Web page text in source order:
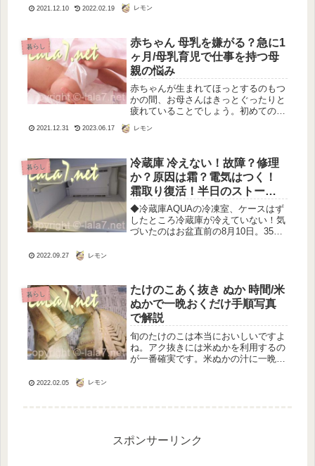
いう点です。年末の帰省は誰もが同じ
2021.12.10 2022.02.19 レモン
暮らし
赤ちゃん 母乳を嫌がる？急に1
ヶ月/母乳育児で仕事を持つ母
親の悩み
赤ちゃんが生まれてほっとするのもつ
かの間、お母さんはきっとぐったりと
疲れていることでしょう。初めての授
扱いも未知のものなら、お乳を飲ませ
さあこれから始まる育児のスタート
は、...
2021.12.31 2023.06.17 レモン
暮らし
冷蔵庫 冷えない！故障？修理
か？原因は霜？電気はつく！
霜取り復活！半日のストーリ
ー
◆冷蔵庫AQUAの冷凍室、ケースはず
したところ冷蔵庫が冷えていない！気
づいたのはお盆直前の8月10日。35度
2022.09.27 レモン
暮らし
たけのこあく抜き ぬか 時間/米
ぬかで一晩おくだけ手順写真
で解説
旬のたけのこは本当においしいですよ
ね。アク抜きには米ぬかを利用するの
が一番確実です。米ぬかの汁に一晩つ
2022.02.05 レモン
スポンサーリンク